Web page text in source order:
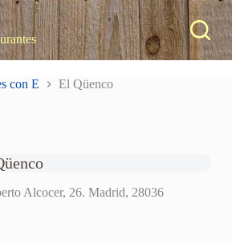
con E El Qüenco
Alcocer, 26. Madrid, 28036